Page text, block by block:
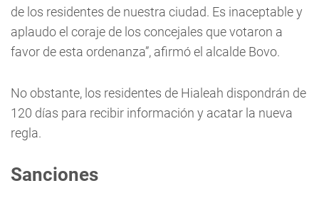
de los residentes de nuestra ciudad. Es inaceptable y
aplaudo el coraje de los concejales que votaron a
favor de esta ordenanza”, afirmó el alcalde Bovo.
No obstante, los residentes de Hialeah dispondrán de
120 días para recibir información y acatar la nueva
regla.
Sanciones